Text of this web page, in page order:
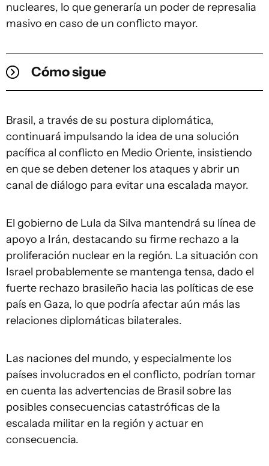
nucleares, lo que generaría un poder de represalia
masivo en caso de un conflicto mayor.
Cómo sigue
Brasil, a través de su postura diplomática,
continuará impulsando la idea de una solución
pacífica al conflicto en Medio Oriente, insistiendo
en que se deben detener los ataques y abrir un
canal de diálogo para evitar una escalada mayor.
El gobierno de Lula da Silva mantendrá su línea de
apoyo a Irán, destacando su firme rechazo a la
proliferación nuclear en la región. La situación con
Israel probablemente se mantenga tensa, dado el
fuerte rechazo brasileño hacia las políticas de ese
país en Gaza, lo que podría afectar aún más las
relaciones diplomáticas bilaterales.
Las naciones del mundo, y especialmente los
países involucrados en el conflicto, podrían tomar
en cuenta las advertencias de Brasil sobre las
posibles consecuencias catastróficas de la
escalada militar en la región y actuar en
consecuencia.